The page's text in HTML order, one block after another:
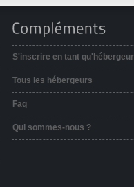
S'inscrire en tant qu'hébergeur
Tous les hébergeurs
Faq
Qui sommes-nous ?